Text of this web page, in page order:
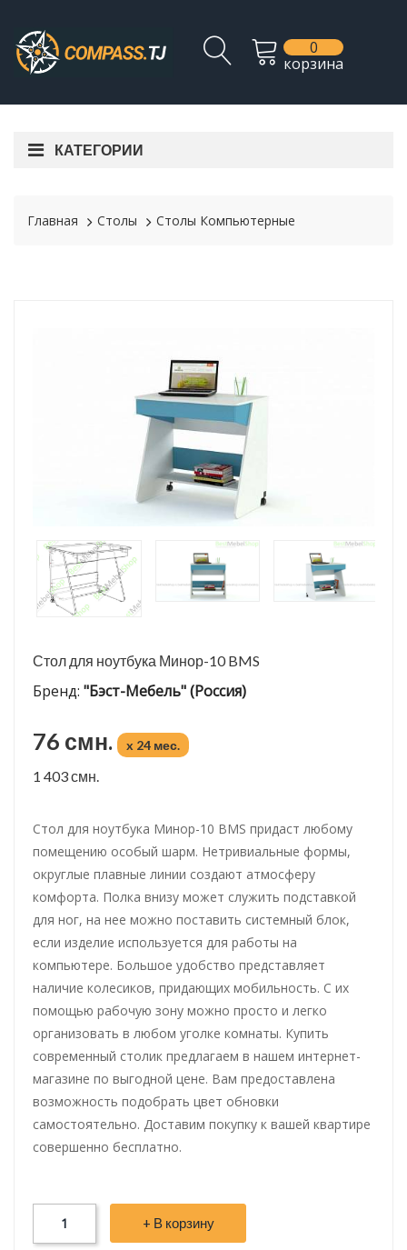
0
корзина
КАТЕГОРИИ
Главная Столы Столы Компьютерные
Стол для ноутбука Минор-10 BMS
Бренд: "Бэст-Мебель" (Россия)
76 смн. x 24 мес.
1 403 смн.
Стол для ноутбука Минор-10 BMS придаст любому
помещению особый шарм. Нетривиальные формы,
округлые плавные линии создают атмосферу
комфорта. Полка внизу может служить подставкой
для ног, на нее можно поставить системный блок,
если изделие используется для работы на
компьютере. Большое удобство представляет
наличие колесиков, придающих мобильность. С их
помощью рабочую зону можно просто и легко
организовать в любом уголке комнаты. Купить
современный столик предлагаем в нашем интернет-
магазине по выгодной цене. Вам предоставлена
возможность подобрать цвет обновки
самостоятельно. Доставим покупку к вашей квартире
совершенно бесплатно.
+ В корзину